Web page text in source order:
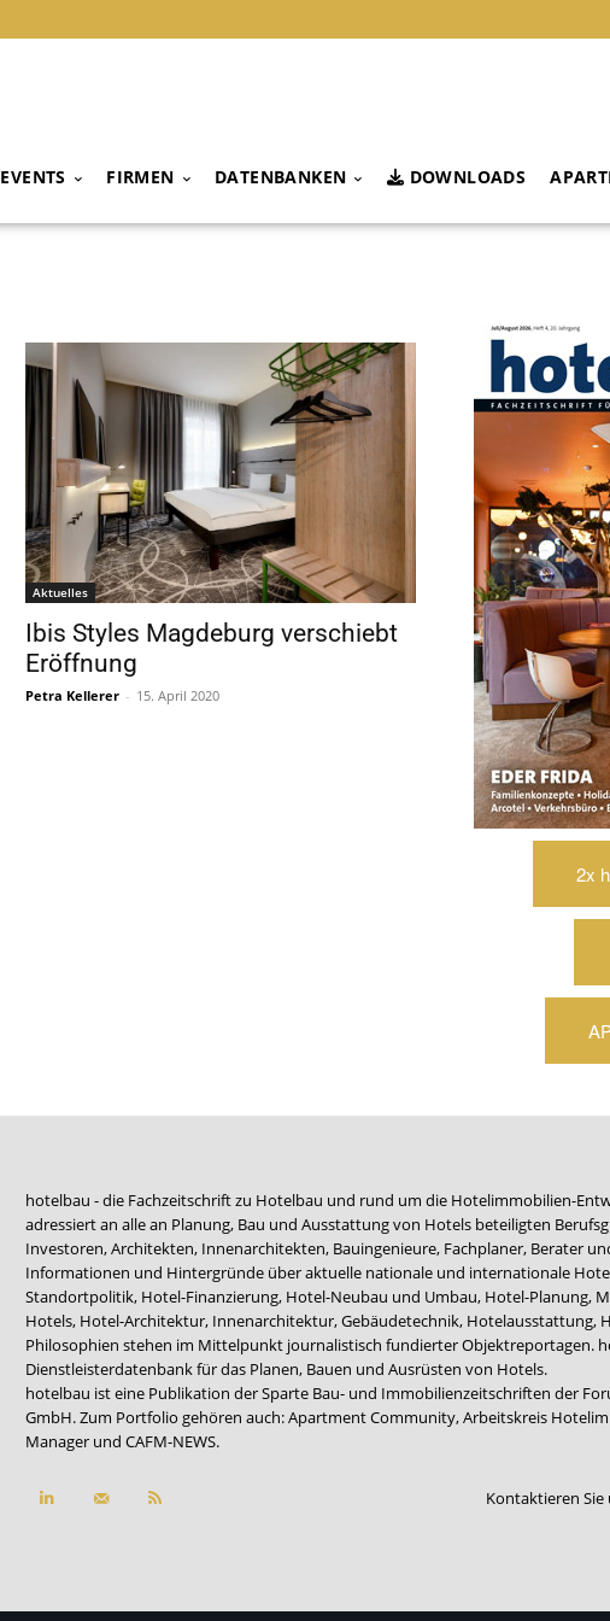
EVENTS FIRMEN DATENBANKEN DOWNLOADS
Aktuelles
Ibis Styles Magdeburg verschiebt
Eröffnung
Petra Kellerer - 15. April 2020
2x
hotelbau - die Fachzeitschrift zu Hotelbau und rund um die Hotelimmobilien-
adressiert an alle an Planung, Bau und Ausstattung von Hotels beteiligten
Investoren, Architekten, Innenarchitekten, Bauingenieure, Fachplaner, Berater
Informationen und Hintergründe über aktuelle nationale und internationale
Standortpolitik, Hotel-Finanzierung, Hotel-Neubau und Umbau, Hotel-Planung,
Hotels, Hotel-Architektur, Innenarchitektur, Gebäudetechnik, Hotelausstattung,
Philosophien stehen im Mittelpunkt journalistisch fundierter Objektreportagen.
Dienstleisterdatenbank für das Planen, Bauen und Ausrüsten von Hotels.
hotelbau ist eine Publikation der Sparte Bau- und Immobilienzeitschriften der
GmbH. Zum Portfolio gehören auch:Apartment Community,Arbeitskreis
Manager und CAFM-NEWS.
Kontaktieren Sie